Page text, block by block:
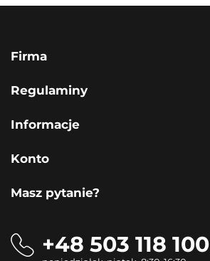
Firma
Regulaminy
Informacje
Konto
Masz pytanie?
+48 503 118 100